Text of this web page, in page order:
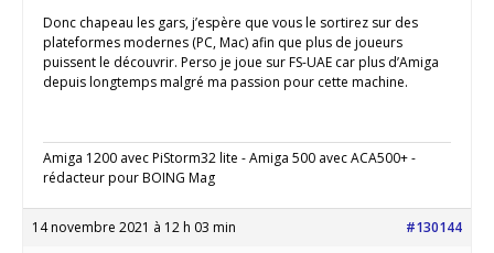
Donc chapeau les gars, j’espère que vous le sortirez sur des
plateformes modernes (PC, Mac) afin que plus de joueurs
puissent le découvrir. Perso je joue sur FS-UAE car plus d’Amiga
depuis longtemps malgré ma passion pour cette machine.
Amiga 1200 avec PiStorm32 lite - Amiga 500 avec ACA500+ -
rédacteur pour BOING Mag
14 novembre 2021 à 12 h 03 min #130144